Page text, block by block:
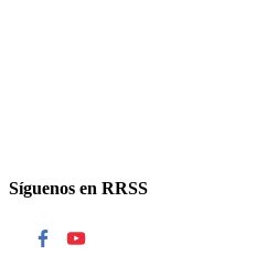
Síguenos en RRSS